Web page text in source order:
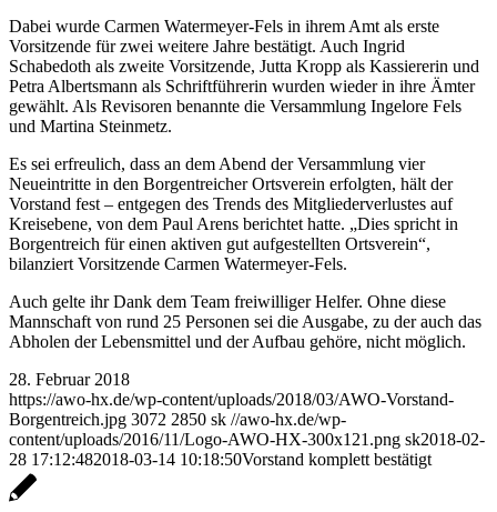
Dabei wurde Carmen Watermeyer-Fels in ihrem Amt als erste
Vorsitzende für zwei weitere Jahre bestätigt. Auch Ingrid
Schabedoth als zweite Vorsitzende, Jutta Kropp als Kassiererin und
Petra Albertsmann als Schriftführerin wurden wieder in ihre Ämter
gewählt. Als Revisoren benannte die Versammlung Ingelore Fels
und Martina Steinmetz.
Es sei erfreulich, dass an dem Abend der Versammlung vier
Neueintritte in den Borgentreicher Ortsverein erfolgten, hält der
Vorstand fest – entgegen des Trends des Mitgliederverlustes auf
Kreisebene, von dem Paul Arens berichtet hatte. „Dies spricht in
Borgentreich für einen aktiven gut aufgestellten Ortsverein“,
bilanziert Vorsitzende Carmen Watermeyer-Fels.
Auch gelte ihr Dank dem Team freiwilliger Helfer. Ohne diese
Mannschaft von rund 25 Personen sei die Ausgabe, zu der auch das
Abholen der Lebensmittel und der Aufbau gehöre, nicht möglich.
28. Februar 2018
https://awo-hx.de/wp-content/uploads/2018/03/AWO-Vorstand-
Borgentreich.jpg 3072 2850 sk //awo-hx.de/wp-
content/uploads/2016/11/Logo-AWO-HX-300x121.png sk2018-02-
28 17:12:482018-03-14 10:18:50Vorstand komplett bestätigt